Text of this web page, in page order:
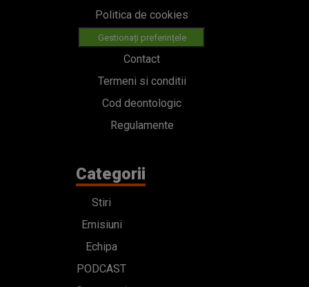
Politica de cookies
Gestionați preferințele
Contact
Termeni si conditii
Cod deontologic
Regulamente
Categorii
Stiri
Emisiuni
Echipa
PODCAST